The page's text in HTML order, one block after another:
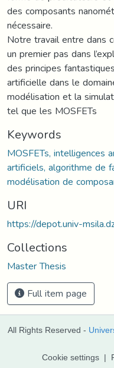
des composants
nécessaire.
Notre travail entre dans
un premier pas dans
des principes
artificielle dans le
modélisation et la
tel que les MOSFETs
Keywords
MOSFETs, intelligences
artificiels, algorithme de
modélisation de
URI
https://depot.univ-
Collections
Master Thesis
Full item page
All Rights Reserved -
Cookie settings |